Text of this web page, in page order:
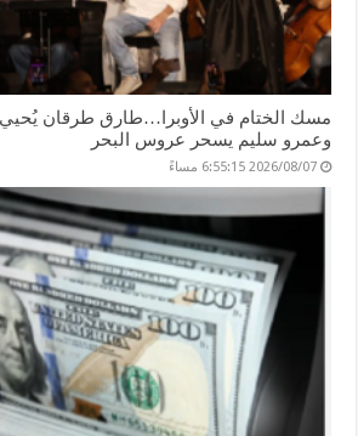
مسك الختام في الأوبرا…طارق طرقان
وعمرو سليم يسحر عروس البحر
2026/08/07 6:55:15 مساءً